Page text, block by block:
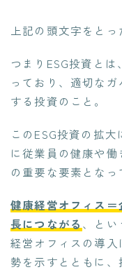
上記の頭文字をとっ
つまりESG投資と
っており、適切な
する投資のこと。
このESG投資の拡
に従業員の健康や
の重要な要素となっ
健康経営オフィス
長につながる 、とい
経営オフィスの導
勢を示すとともに